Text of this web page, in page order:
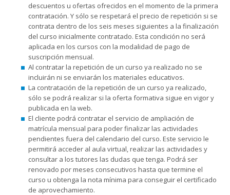
descuentos u ofertas ofrecidos en el momento de la primera
contratación. Y sólo se respetará el precio de repetición si se
contrata dentro de los seis meses siguientes a la finalización
del curso inicialmente contratado. Esta condición no será
aplicada en los cursos con la modalidad de pago de
suscripción mensual.
Al contratar la repetición de un curso ya realizado no se
incluirán ni se enviarán los materiales educativos.
La contratación de la repetición de un curso ya realizado,
sólo se podrá realizar si la oferta formativa sigue en vigor y
publicada en la web.
El cliente podrá contratar el servicio de ampliación de
matrícula mensual para poder finalizar las actividades
pendientes fuera del calendario del curso. Este servicio le
permitirá acceder al aula virtual, realizar las actividades y
consultar a los tutores las dudas que tenga. Podrá ser
renovado por meses consecutivos hasta que termine el
curso u obtenga la nota mínima para conseguir el certificado
de aprovechamiento.